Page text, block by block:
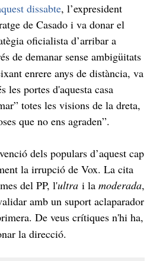
dissabte, l’expresident
de Casado i va donar el
oficialista d’arribar a
de demanar sense ambigüitats
enrere anys de distància, va
les portes d'aquesta casa
totes les visions de la dreta,
que no ens agraden”.
dels populars d’aquest cap
la irrupció de Vox. La cita
del PP, l'ultra i la moderada,
amb un suport aclaparador
De veus crítiques n'hi ha,
la direcció.